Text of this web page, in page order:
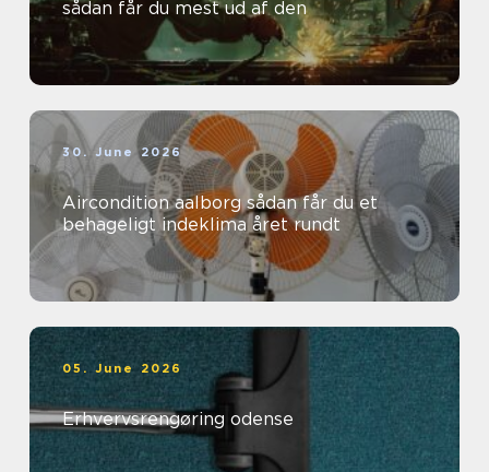
sådan får du mest ud af den
30. June 2026
Aircondition aalborg sådan får du et
behageligt indeklima året rundt
05. June 2026
Erhvervsrengøring odense